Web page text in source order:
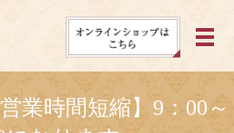
メ
業時間短縮】9：00～